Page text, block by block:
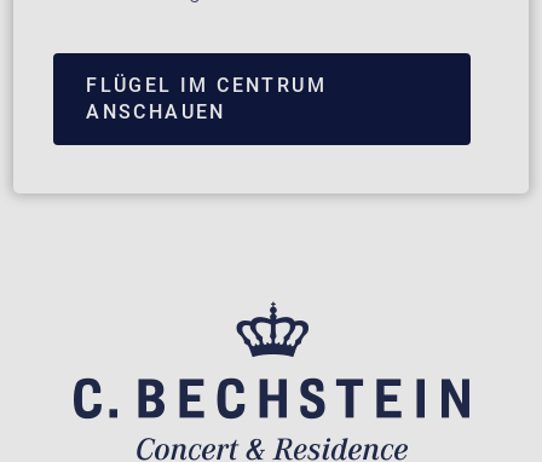
FLÜGEL IM CENTRUM
ANSCHAUEN